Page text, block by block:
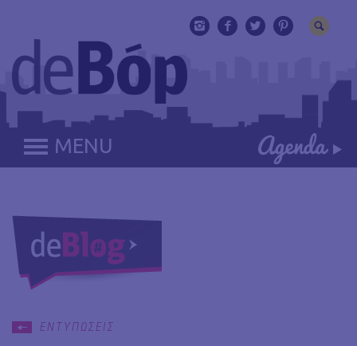
MENU
ΕΝΤΥΠΩΣΕΙΣ